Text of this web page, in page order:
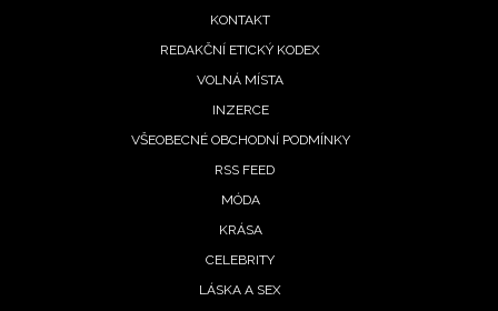
KONTAKT
REDAKČNÍ ETICKÝ KODEX
VOLNÁ MÍSTA
INZERCE
VŠEOBECNÉ OBCHODNÍ PODMÍNKY
RSS FEED
MÓDA
KRÁSA
CELEBRITY
LÁSKA A SEX